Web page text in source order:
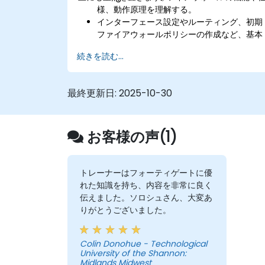
様、動作原理を理解する。
インターフェース設定やルーティング、初期
ファイアウォールポリシーの作成など、基本
SSL VPNやユーザー認証、ウイルス対策、
IPS、ウェブフィルタリング、マルウェア対
理し、さまざまなネットワーク脅威から防御
ルシューティングや、HA環境の効率的な運
方法を習得する。
続きを読む...
最終更新日: 2025-10-30
お客様の声(1)
トレーナーはフォーティゲートに優
れた知識を持ち、内容を非常に良く
伝えました。ソロシュさん、大変あ
りがとうございました。
Colin Donohue - Technological
University of the Shannon: